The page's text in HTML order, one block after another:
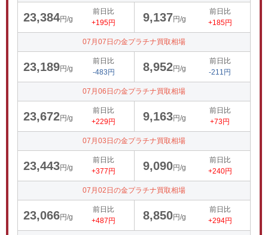
23,384円/g
前日比
+195円
9,137円/g
前日比
+185円
07月07日の金プラチナ買取相場
23,189円/g
前日比
-483円
8,952円/g
前日比
-211円
07月06日の金プラチナ買取相場
23,672円/g
前日比
+229円
9,163円/g
前日比
+73円
07月03日の金プラチナ買取相場
23,443円/g
前日比
+377円
9,090円/g
前日比
+240円
07月02日の金プラチナ買取相場
23,066円/g
前日比
+487円
8,850円/g
前日比
+294円